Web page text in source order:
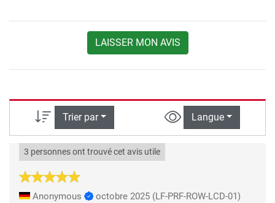
LAISSER MON AVIS
Trier par Langue
3 personnes ont trouvé cet avis utile
Anonymous octobre 2025 (LF-PRF-ROW-LCD-01)